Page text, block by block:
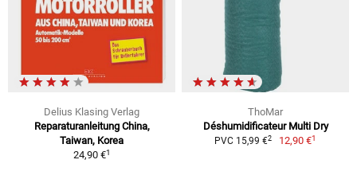
Delius Klasing Verlag
Reparaturanleitung China,
Taiwan, Korea
24,90 €1
ThoMar
Déshumidificateur Multi Dry
PVC 15,99 €2 12,90 €1